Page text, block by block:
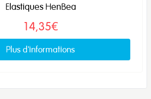
Elastiques HenBea
14,35€
Plus d'informations